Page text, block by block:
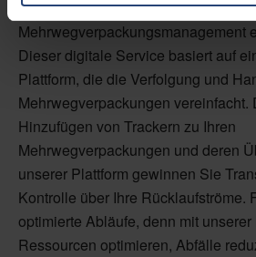
durch unseren digitalen Service für
Mehrwegverpackungsmanagement
Dieser digitale Service basiert auf
Plattform, die die Verfolgung und
Mehrwegverpackungen vereinfacht.
Hinzufügen von Trackern zu Ihren
Mehrwegverpackungen und deren
unserer Plattform gewinnen Sie
Kontrolle über Ihre Rücklaufströme.
optimierte Abläufe, denn mit
Ressourcen optimieren, Abfälle